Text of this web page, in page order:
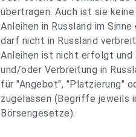
übertragen. Auch ist sie
Anleihen in Russland im
darf nicht in Russland
Anleihen ist nicht erfolgt und
und/oder Verbreitung in
für "Angebot", "Platzierung"
zugelassen (Begriffe jeweils
Börsengesetze).